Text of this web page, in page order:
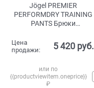
Jögel PREMIER
PERFORMDRY TRAINING
PANTS Брюки
карманами Черный
Цена
продажи:
5 420 руб.
или по
{{productviewitem.oneprice}}
₽